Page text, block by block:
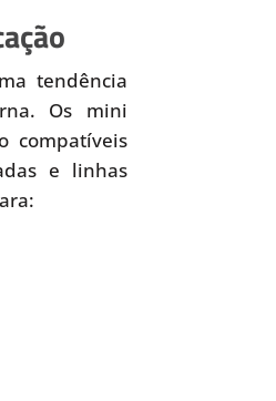
tendência
Os mini
compatíveis
e linhas